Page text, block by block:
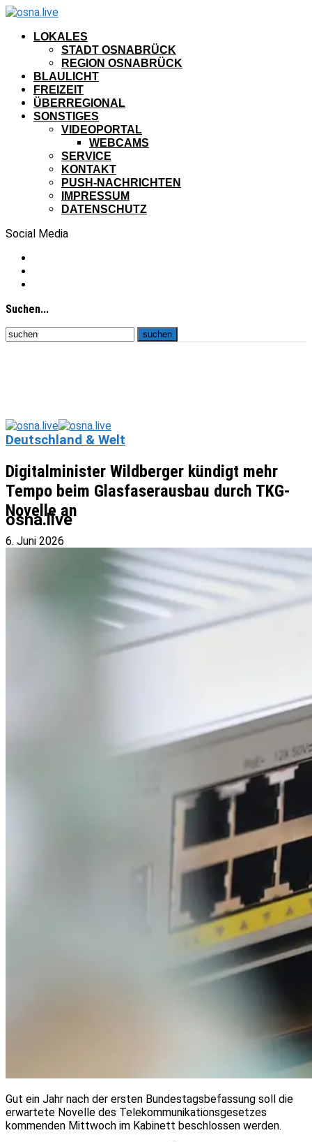
LOKALES
STADT OSNABRÜCK
REGION OSNABRÜCK
BLAULICHT
FREIZEIT
ÜBERREGIONAL
SONSTIGES
VIDEOPORTAL
WEBCAMS
SERVICE
KONTAKT
PUSH-NACHRICHTEN
IMPRESSUM
DATENSCHUTZ
Social Media
Suchen...
osna.live
Deutschland & Welt
Digitalminister Wildberger kündigt mehr
Tempo beim Glasfaserausbau durch TKG-
Novelle an
6. Juni 2026
Gut ein Jahr nach der ersten Bundestagsbefassung soll die
erwartete Novelle des Telekommunikationsgesetzes
kommenden Mittwoch im Kabinett beschlossen werden.